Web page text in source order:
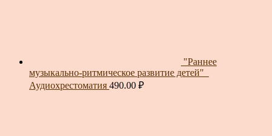
"Раннее
музыкально-ритмическое развитие детей"_
Аудиохрестоматия 490.00 ₽